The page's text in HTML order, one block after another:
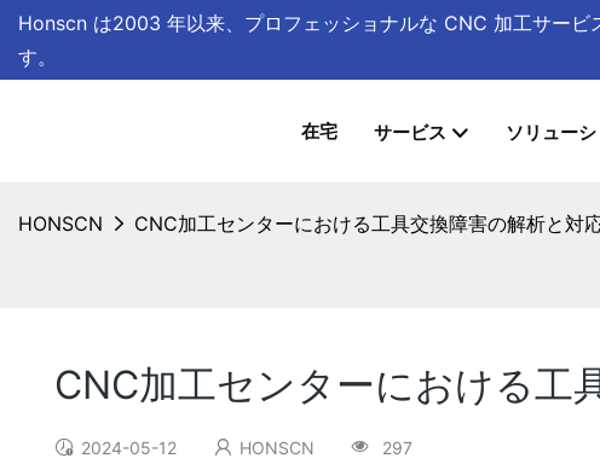
Honscn は2003 年以来、プロフェッショナルな CNC 加工サービ
す。
在宅 サービス ソリュー
HONSCN CNC加工センターにおける工具交換障害の解析と対
CNC加工センターにおける工
2024-05-12 HONSCN 297